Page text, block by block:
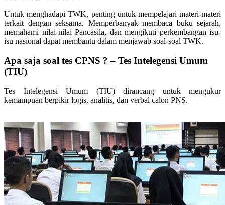
Untuk menghadapi TWK, penting untuk mempelajari materi-materi
terkait dengan seksama. Memperbanyak membaca buku sejarah,
memahami nilai-nilai Pancasila, dan mengikuti perkembangan isu-
isu nasional dapat membantu dalam menjawab soal-soal TWK.
Apa saja soal tes CPNS ? – Tes Intelegensi Umum
(TIU)
Tes Intelegensi Umum (TIU) dirancang untuk mengukur
kemampuan berpikir logis, analitis, dan verbal calon PNS.